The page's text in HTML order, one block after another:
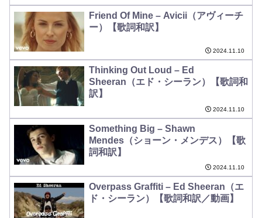
Friend Of Mine – Avicii（アヴィーチ
ー）【歌詞和訳】
2024.11.10
Thinking Out Loud – Ed
Sheeran（エド・シーラン）【歌詞和
訳】
2024.11.10
Something Big – Shawn
Mendes（ショーン・メンデス）【歌
詞和訳】
2024.11.10
Overpass Graffiti – Ed Sheeran（エ
ド・シーラン）【歌詞和訳／動画】